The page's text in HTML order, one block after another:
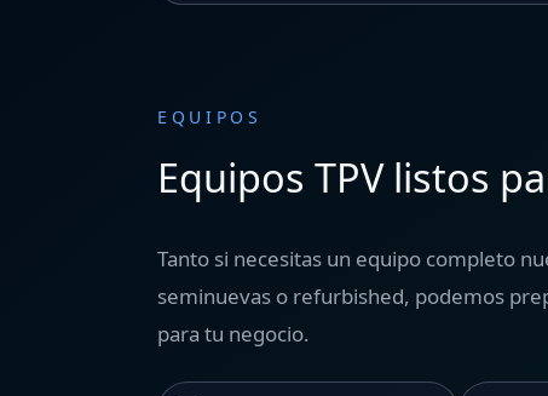
EQUIPOS
Equipos TPV listos
Tanto si necesitas un equipo completo
seminuevas o refurbished, podemos
para tu negocio.